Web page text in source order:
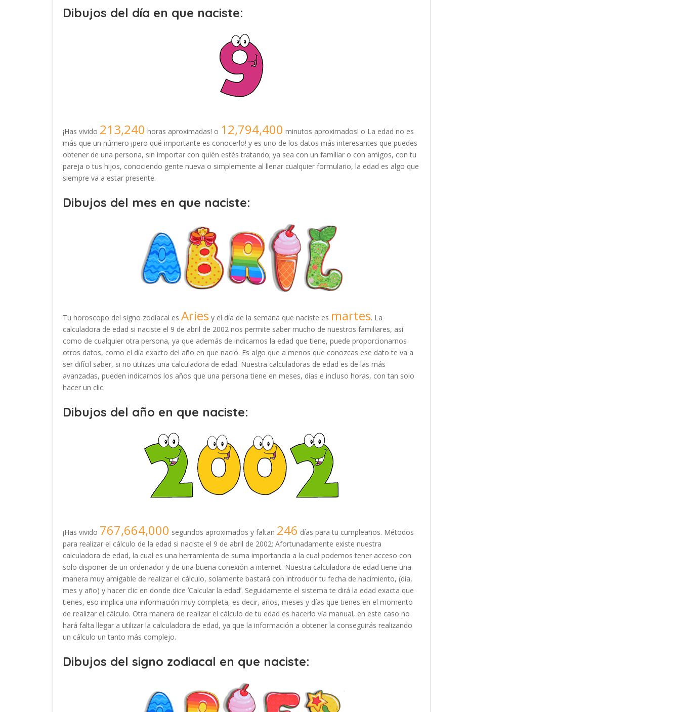
Dibujos del día en que naciste:
¡Has vivido 213,240 horas aproximadas! o 12,794,400 minutos aproximados! o La edad no es
más que un número ¡pero qué importante es conocerlo! y es uno de los datos más interesantes que puedes
obtener de una persona, sin importar con quién estés tratando; ya sea con un familiar o con amigos, con tu
pareja o tus hijos, conociendo gente nueva o simplemente al llenar cualquier formulario, la edad es algo que
siempre va a estar presente.
Dibujos del mes en que naciste:
Tu horoscopo del signo zodiacal es Aries y el día de la semana que naciste es martes. La
calculadora de edad si naciste el 9 de abril de 2002 nos permite saber mucho de nuestros familiares, así
como de cualquier otra persona, ya que además de indicarnos la edad que tiene, puede proporcionarnos
otros datos, como el día exacto del año en que nació. Es algo que a menos que conozcas ese dato te va a
ser difícil saber, si no utilizas una calculadora de edad. Nuestra calculadoras de edad es de las más
avanzadas, pueden indicarnos los años que una persona tiene en meses, días e incluso horas, con tan solo
hacer un clic.
Dibujos del año en que naciste:
¡Has vivido 767,664,000 segundos aproximados y faltan 246 días para tu cumpleaños. Métodos
para realizar el cálculo de la edad si naciste el 9 de abril de 2002: Afortunadamente existe nuestra
calculadora de edad, la cual es una herramienta de suma importancia a la cual podemos tener acceso con
solo disponer de un ordenador y de una buena conexión a internet. Nuestra calculadora de edad tiene una
manera muy amigable de realizar el cálculo, solamente bastará con introducir tu fecha de nacimiento, (día,
mes y año) y hacer clic en donde dice ʼCalcular la edadʼ. Seguidamente el sistema te dirá la edad exacta que
tienes, eso implica una información muy completa, es decir, años, meses y días que tienes en el momento
de realizar el cálculo. Otra manera de realizar el cálculo de tu edad es hacerlo vía manual, en este caso no
hará falta llegar a utilizar la calculadora de edad, ya que la información a obtener la conseguirás realizando
un cálculo un tanto más complejo.
Dibujos del signo zodiacal en que naciste: